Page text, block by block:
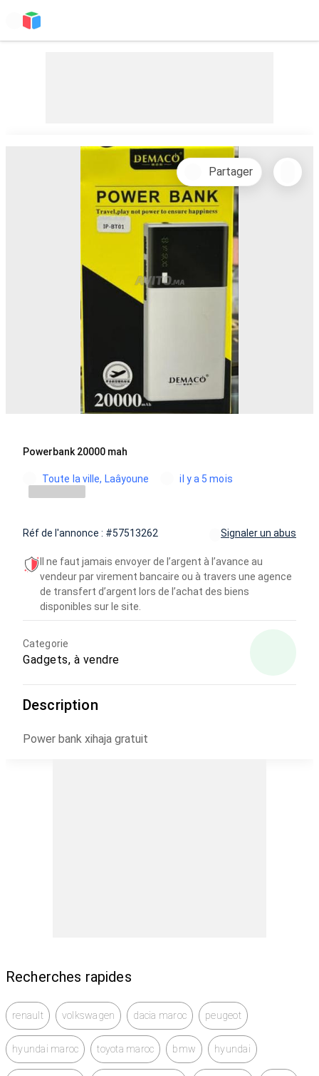
Partager
Powerbank 20000 mah
Toute la ville, Laâyoune il y a 5 mois
Réf de l'annonce : #57513262 Signaler un abus
Il ne faut jamais envoyer de l’argent à l’avance au
vendeur par virement bancaire ou à travers une agence
de transfert d’argent lors de l’achat des biens
disponibles sur le site.
Categorie
Gadgets, à vendre
Description
Power bank xihaja gratuit
Recherches rapides
renault volkswagen dacia maroc peugeot
hyundai maroc toyota maroc bmw hyundai